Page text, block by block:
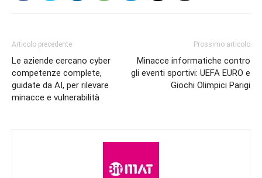
Articolo precedente
Le aziende cercano cyber
competenze complete,
guidate da AI, per rilevare
minacce e vulnerabilità
Prossimo articolo
Minacce informatiche contro
gli eventi sportivi: UEFA EURO e
Giochi Olimpici Parigi